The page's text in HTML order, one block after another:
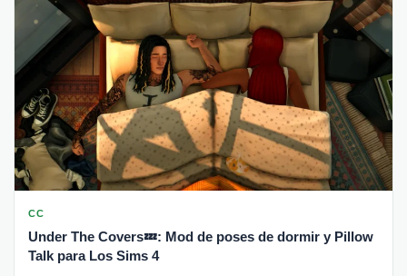
CC
Under The Covers💤: Mod de poses de dormir y Pillow
Talk para Los Sims 4